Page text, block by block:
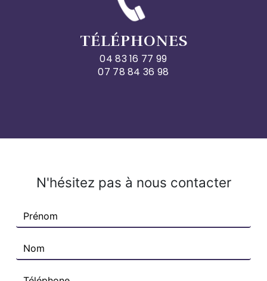
TÉLÉPHONES
04 83 16 77 99
07 78 84 36 98
N'hésitez pas à nous contacter